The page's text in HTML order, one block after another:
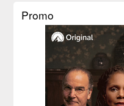
Promo